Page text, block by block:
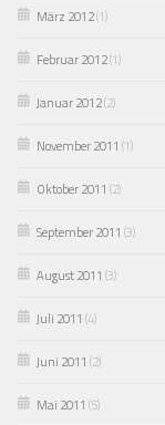
März 2012(1)
Februar 2012(1)
Januar 2012(2)
November 2011 (1)
Oktober 2011 (2)
September 2011 (3)
August 2011 (3)
Juli 2011 (4)
Juni 2011 (2)
Mai 2011 (5)